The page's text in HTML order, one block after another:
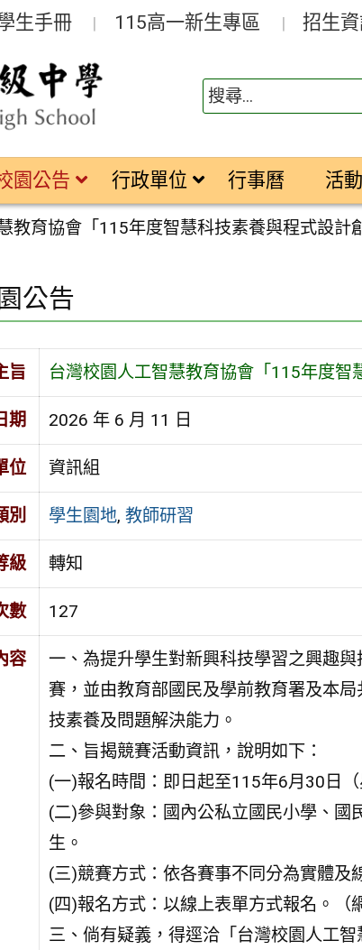
生手冊 115高一新生專區 招生
園公告 行政單位 行事曆 活
教育協會「115年度智慧科技素養與程式設計
公告
旨 台灣校園人工智慧教育協會「115年度智
期 2026 年 6 月 11 日
位 資訊組
別 學生園地, 教師研習
級 轉知
數 127
容
一、為提升學生對新興科技學習之興趣
賽，並由教育部國民及學前教育署及本
技素養及問題解決能力。
二、旨揭競賽活動資訊，說明如下：
(一)報名時間：即日起至115年6月30日
(二)參與對象：國內公私立國民小學、
生。
(三)競賽方式：依各賽事不同分為實體及
(四)報名方式：以線上表單方式報名。
三、倘有疑義，得逕洽「台灣校園人工